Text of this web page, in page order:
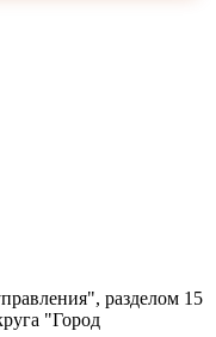
разделом 15
"Город